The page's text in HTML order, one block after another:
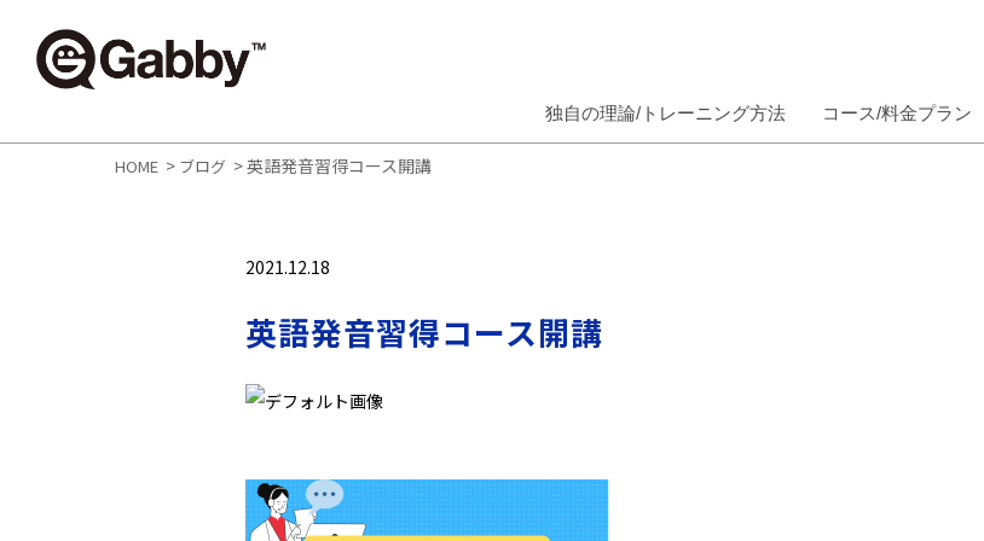
独自の理論/トレーニング方法 コース/料金プラン
HOME > ブログ >英語発音習得コース開講
2021.12.18
英語発音習得コース開講